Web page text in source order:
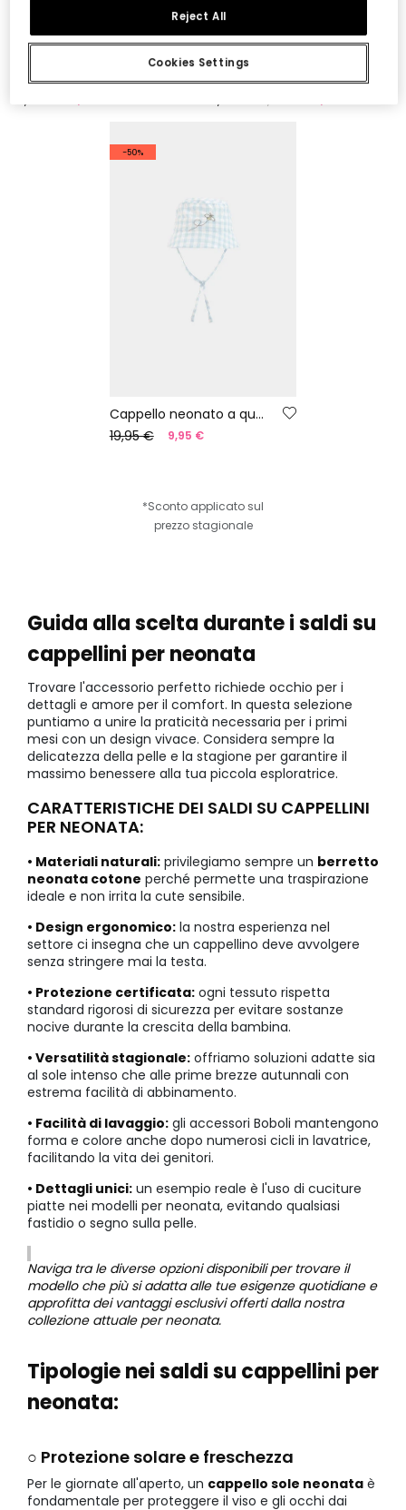
Cappello neonato a quadri
15,95 €
Berretto in cotone rosa palme
19,95 €
9,95 €
-50%
Cappello neonato a quadri blu e bianco
19,95 €
9,95 €
*Sconto applicato sul
prezzo stagionale
Guida alla scelta durante i saldi su
cappellini per neonata
Trovare l'accessorio perfetto richiede occhio per i
dettagli e amore per il comfort. In questa selezione
puntiamo a unire la praticità necessaria per i primi
mesi con un design vivace. Considera sempre la
delicatezza della pelle e la stagione per garantire il
massimo benessere alla tua piccola esploratrice.
CARATTERISTICHE DEI SALDI SU CAPPELLINI
PER NEONATA:
• Materiali naturali: privilegiamo sempre un berretto
neonata cotone perché permette una traspirazione
ideale e non irrita la cute sensibile.
• Design ergonomico: la nostra esperienza nel
settore ci insegna che un cappellino deve avvolgere
senza stringere mai la testa.
• Protezione certificata: ogni tessuto rispetta
standard rigorosi di sicurezza per evitare sostanze
nocive durante la crescita della bambina.
• Versatilità stagionale: offriamo soluzioni adatte sia
al sole intenso che alle prime brezze autunnali con
estrema facilità di abbinamento.
• Facilità di lavaggio: gli accessori Boboli mantengono
forma e colore anche dopo numerosi cicli in lavatrice,
facilitando la vita dei genitori.
• Dettagli unici: un esempio reale è l'uso di cuciture
piatte nei modelli per neonata, evitando qualsiasi
fastidio o segno sulla pelle.
Naviga tra le diverse opzioni disponibili per trovare il
modello che più si adatta alle tue esigenze quotidiane e
approfitta dei vantaggi esclusivi offerti dalla nostra
collezione attuale per neonata.
Tipologie nei saldi su cappellini per
neonata:
○ Protezione solare e freschezza
Per le giornate all'aperto, un cappello sole neonata è
fondamentale per proteggere il viso e gli occhi dai
Cookies Settings
Reject All